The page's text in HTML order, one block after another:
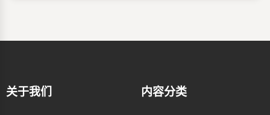
关于我们 内容分类